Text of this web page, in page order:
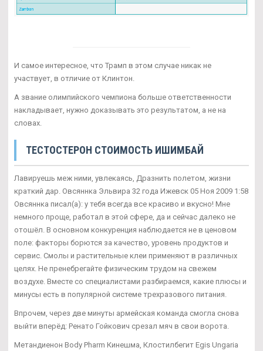
И самое интересное, что Трамп в этом случае никак не
участвует, в отличие от Клинтон.
А звание олимпийского чемпиона больше ответственности
накладывает, нужно доказывать это результатом, а не на
словах.
ТЕСТОСТЕРОН СТОИМОСТЬ ИШИМБАЙ
Лавируешь меж ними, увлекаясь, Дразнить полетом, жизни
краткий дар. Овсяннка Эльвира 32 года Ижевск 05 Ноя 2009 1:58
Овсяннка писал(а): у тебя всегда все красиво и вкусно! Мне
немного проще, работал в этой сфере, да и сейчас далеко не
отошёл. В основном конкуренция наблюдается не в ценовом
поле: факторы борются за качество, уровень продуктов и
сервис. Смолы и растительные клеи применяют в различных
целях. Не пренебрегайте физическим трудом на свежем
воздухе. Вместе со специалистами разбираемся, какие плюсы и
минусы есть в популярной системе трехразового питания.
Впрочем, через две минуты армейская команда смогла снова
выйти вперёд: Ренато Гойкович срезал мяч в свои ворота.
Метандиенон Body Pharm Кинешма, Клостилбегит Egis Ungaria